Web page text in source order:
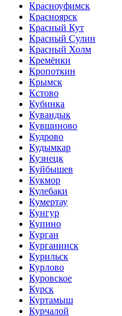
Красноуфимск
Красноярск
Красный Кут
Красный Сулин
Красный Холм
Кремёнки
Кропоткин
Крымск
Кстово
Кубинка
Кувандык
Кувшиново
Кудрово
Кудымкар
Кузнецк
Куйбышев
Кукмор
Кулебаки
Кумертау
Кунгур
Купино
Курган
Курганинск
Курильск
Курлово
Куровское
Курск
Куртамыш
Курчалой